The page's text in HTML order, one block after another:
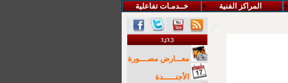
المراكز الفنية خــدمـات تفاعلية